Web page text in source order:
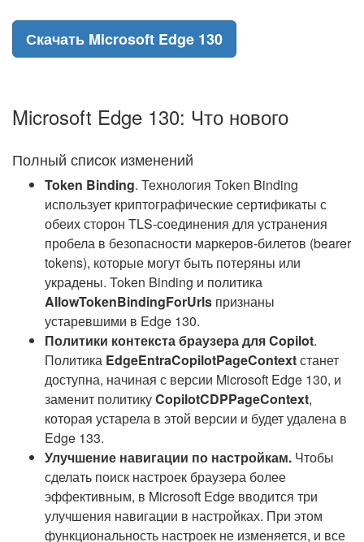
Скачать Microsoft Edge 130
Microsoft Edge 130: Что нового
Полный список изменений
Token Binding. Технология Token Binding
использует криптографические сертификаты с
обеих сторон TLS-соединения для устранения
пробела в безопасности маркеров-билетов (bearer
tokens), которые могут быть потеряны или
украдены. Token Binding и политика
AllowTokenBindingForUrls признаны
устаревшими в Edge 130.
Политики контекста браузера для Copilot.
Политика EdgeEntraCopilotPageContextстанет
доступна, начиная с версии Microsoft Edge 130, и
заменит политикуCopilotCDPPageContext,
которая устарела в этой версии и будет удалена в
Edge 133.
Улучшение навигации по настройкам. Чтобы
сделать поиск настроек браузера более
эффективным, в Microsoft Edge вводится три
улучшения навигации в настройках. При этом
функциональность настроек не изменяется, и все